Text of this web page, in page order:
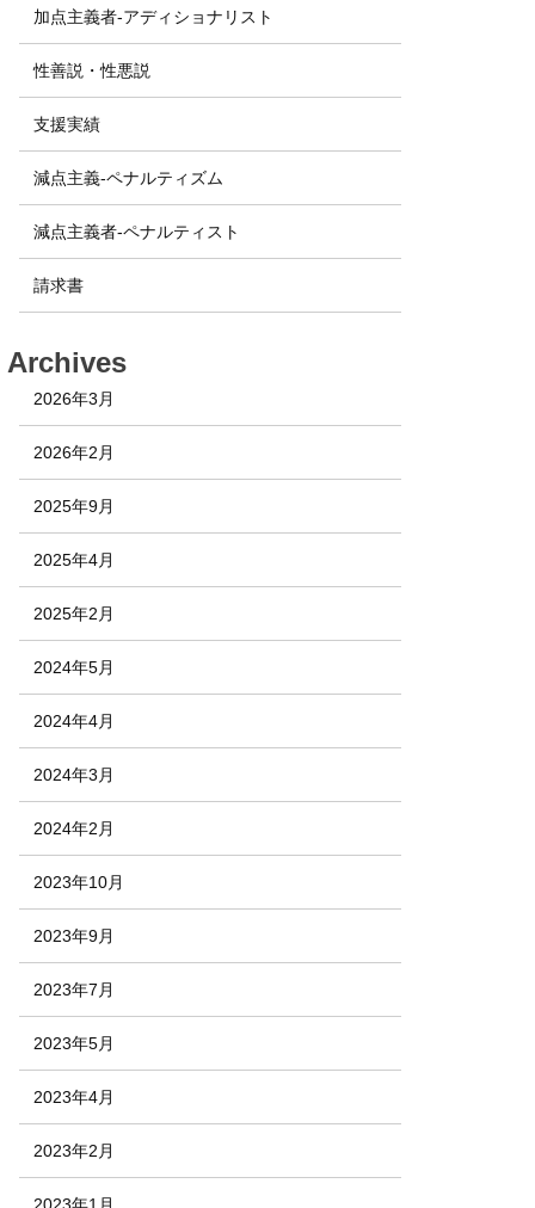
加点主義者-アディショナリスト
性善説・性悪説
支援実績
減点主義-ペナルティズム
減点主義者-ペナルティスト
請求書
Archives
2026年3月
2026年2月
2025年9月
2025年4月
2025年2月
2024年5月
2024年4月
2024年3月
2024年2月
2023年10月
2023年9月
2023年7月
2023年5月
2023年4月
2023年2月